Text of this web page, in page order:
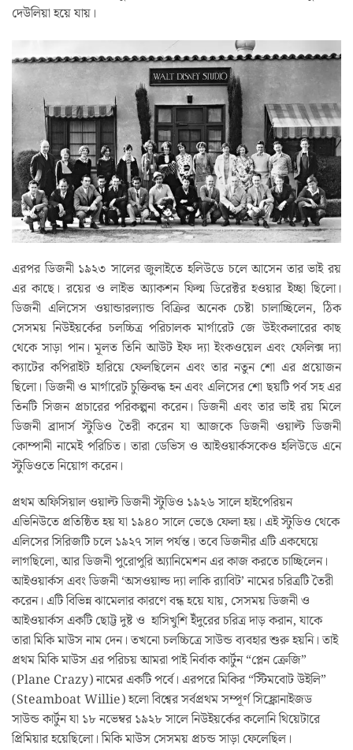
দেউলিয়া হয়ে যায়।
এরপর ডিজনী ১৯২৩ সালের জুলাইতে হলিউডে চলে আসেন তার ভাই রয়
এর কাছে। রয়ের ও লাইভ অ্যাকশন ফিল্ম ডিরেক্টর হওয়ার ইচ্ছা ছিলো।
ডিজনী এলিসেস ওয়ান্ডারল্যান্ড বিক্রির অনেক চেষ্টা চালাচ্ছিলেন, ঠিক
সেসময় নিউইয়র্কের চলচ্চিত্র পরিচালক মার্গারেট জে উইংকলারের কাছ
থেকে সাড়া পান। মূলত তিনি আউট ইফ দ্যা ইংকওয়েল এবং ফেলিক্স দ্যা
ক্যাটের কপিরাইট হারিয়ে ফেলছিলেন এবং তার নতুন শো এর প্রয়োজন
ছিলো। ডিজনী ও মার্গারেট চুক্তিবদ্ধ হন এবং এলিসের শো ছয়টি পর্ব সহ এর
তিনটি সিজন প্রচারের পরিকল্পনা করেন। ডিজনী এবং তার ভাই রয় মিলে
ডিজনী ব্রাদার্স স্টুডিও তৈরী করেন যা আজকে ডিজনী ওয়াল্ট ডিজনী
কোম্পানী নামেই পরিচিত। তারা ডেভিস ও আইওয়ার্কসকেও হলিউডে এনে
স্টুডিওতে নিয়োগ করেন।
প্রথম অফিসিয়াল ওয়াল্ট ডিজনী স্টুডিও ১৯২৬ সালে হাইপেরিয়ন
এভিনিউতে প্রতিষ্ঠিত হয় যা ১৯৪০ সালে ভেঙে ফেলা হয়। এই স্টুডিও থেকে
এলিসের সিরিজটি চলে ১৯২৭ সাল পর্যন্ত। তবে ডিজনীর এটি একঘেয়ে
লাগছিলো, আর ডিজনী পুরোপুরি অ্যানিমেশন এর কাজ করতে চাচ্ছিলেন।
আইওয়ার্কস এবং ডিজনী ‘অসওয়াল্ড দ্যা লাকি র‍্যাবিট’ নামের চরিত্রটি তৈরী
করেন। এটি বিভিন্ন ঝামেলার কারণে বন্ধ হয়ে যায়, সেসময় ডিজনী ও
আইওয়ার্কস একটি ছোট্ট দুষ্ট ও হাসিখুশি ইঁদুরের চরিত্র দাড় করান, যাকে
তারা মিকি মাউস নাম দেন। তখনো চলচ্চিত্রে সাউন্ড ব্যবহার শুরু হয়নি। তাই
প্রথম মিকি মাউস এর পরিচয় আমরা পাই নির্বাক কার্টুন “প্লেন ক্রেজি”
(Plane Crazy) নামের একটি পর্বে। এরপরে মিকির “স্টিমবোট উইলি”
(Steamboat Willie) হলো বিশ্বের সর্বপ্রথম সম্পূর্ণ সিঙ্ক্রোনাইজড
সাউন্ড কার্টুন যা ১৮ নভেম্বর ১৯২৮ সালে নিউইয়র্কের কলোনি থিয়েটারে
প্রিমিয়ার হয়েছিলো। মিকি মাউস সেসময় প্রচন্ড সাড়া ফেলেছিল।